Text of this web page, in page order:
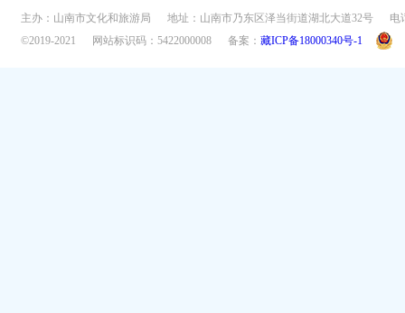
主办：山南市文化和旅游局 地址：山南市乃东区泽当街道湖北大道32号
电
©2019-2021
网站标识码：5422000008 备案： 藏ICP备18000340号-1